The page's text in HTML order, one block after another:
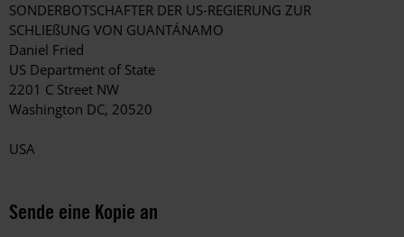
SONDERBOTSCHAFTER DER US-REGIERUNG ZUR
SCHLIEßUNG VON GUANTÁNAMO
Daniel Fried
US Department of State
2201 C Street NW
Washington DC, 20520
USA
Sende eine Kopie an